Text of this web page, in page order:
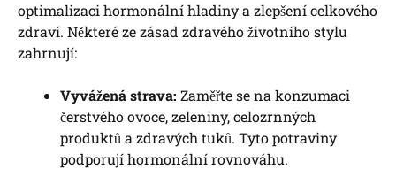
optimalizaci hormonální hladiny a zlepšení celkového
zdraví. Některé ze zásad zdravého životního stylu
zahrnují:
Vyvážená strava: Zaměřte se na konzumaci
čerstvého ovoce, zeleniny, celozrnných
produktů a zdravých tuků. Tyto potraviny
podporují hormonální rovnováhu.